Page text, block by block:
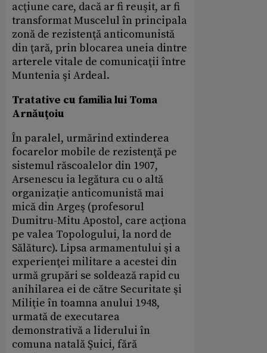
acţiune care, dacă ar fi reuşit, ar fi
transformat Muscelul în principala
zonă de rezistenţă anticomunistă
din ţară, prin blocarea uneia dintre
arterele vitale de comunicaţii între
Muntenia şi Ardeal.
Tratative cu familia lui Toma
Arnăuţoiu
În paralel, urmărind extinderea
focarelor mobile de rezistenţă pe
sistemul răscoalelor din 1907,
Arsenescu ia legătura cu o altă
organizaţie anticomunistă mai
mică din Argeş (profesorul
Dumitru-Mitu Apostol, care acţiona
pe valea Topologului, la nord de
Sălăturc). Lipsa armamentului şi a
experienţei militare a acestei din
urmă grupări se soldează rapid cu
anihilarea ei de către Securitate şi
Miliţie în toamna anului 1948,
urmată de executarea
demonstrativă a liderului în
comuna natală Şuici, fără